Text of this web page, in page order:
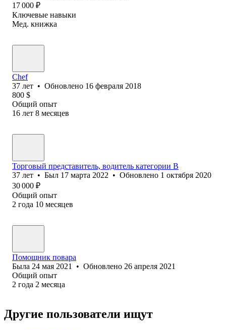
17 000 ₽
Ключевые навыки
Мед. книжка
Chef
37 лет • Обновлено 16 февраля 2018
800 $
Общий опыт
16 лет 8 месяцев
Торговый представитель, водитель категории В
37 лет • Был 17 марта 2022 • Обновлено 1 октября 2020
30 000 ₽
Общий опыт
2 года 10 месяцев
Помощник повара
Была 24 мая 2021 • Обновлено 26 апреля 2021
Общий опыт
2 года 2 месяца
Другие пользователи ищут